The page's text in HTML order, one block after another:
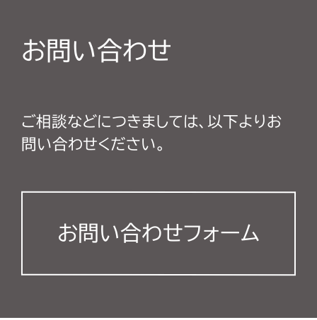
お問い合わせ
ご相談などにつきましては、以下よりお
問い合わせください。
お問い合わせフォーム